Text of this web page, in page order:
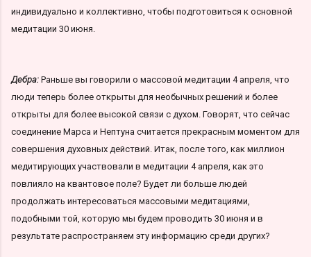
индивидуально и коллективно, чтобы подготовиться к основной
медитации 30 июня.
Дебра: Раньше вы говорили о массовой медитации 4 апреля, что
люди теперь более открыты для необычных решений и более
открыты для более высокой связи с духом. Говорят, что сейчас
соединение Марса и Нептуна считается прекрасным моментом для
совершения духовных действий. Итак, после того, как миллион
медитирующих участвовали в медитации 4 апреля, как это
повлияло на квантовое поле? Будет ли больше людей
продолжать интересоваться массовыми медитациями,
подобными той, которую мы будем проводить 30 июня и в
результате распространяем эту информацию среди других?